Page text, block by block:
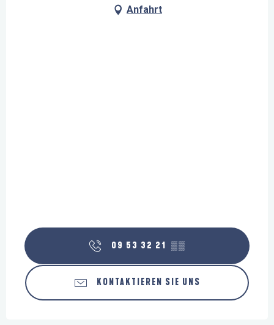
Anfahrt
09 53 32 21 ▒▒
KONTAKTIEREN SIE UNS